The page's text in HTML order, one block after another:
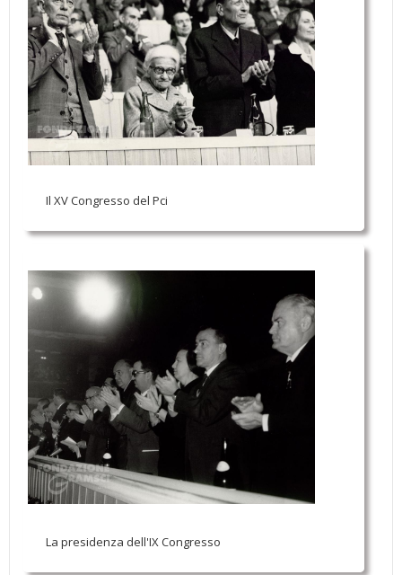
Il XV Congresso del Pci
La presidenza dell'IX Congresso